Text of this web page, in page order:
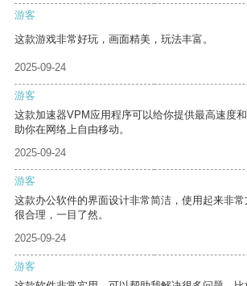
游客
这款游戏非常好玩，画面精美，玩法丰富。
2025-09-24
游客
这款加速器VPM应用程序可以给你提供最高速度
助你在网络上自由移动。
2025-09-24
游客
这款办公软件的界面设计非常简洁，使用起来非
很合理，一目了然。
2025-09-24
游客